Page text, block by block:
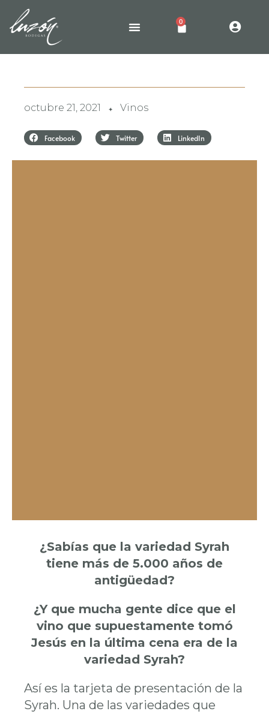
0
octubre 21, 2021 ✦ Vinos
Facebook Twitter LinkedIn
¿Sabías que la variedad Syrah
tiene más de 5.000 años de
antigüedad?
¿Y que mucha gente dice que el
vino que supuestamente tomó
Jesús en la última cena era de la
variedad Syrah?
Así es la tarjeta de presentación de la
Syrah. Una de las variedades que